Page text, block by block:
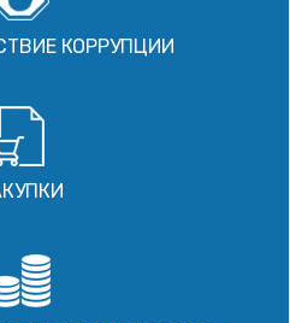
КОРРУПЦИИ